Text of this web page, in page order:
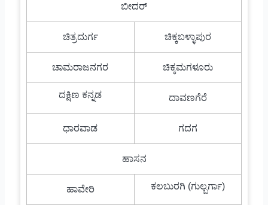
ಬೀದರ್
ಚಿತ್ರದುರ್ಗ ಚಿಕ್ಕಬಳ್ಳಾಪುರ
ಚಾಮರಾಜನಗರ ಚಿಕ್ಕಮಗಳೂರು
ದಕ್ಷಿಣ ಕನ್ನಡ ದಾವಣಗೆರೆ
ಧಾರವಾಡ ಗದಗ
ಹಾಸನ
ಹಾವೇರಿ ಕಲಬುರಗಿ (ಗುಲ್ಬರ್ಗಾ)